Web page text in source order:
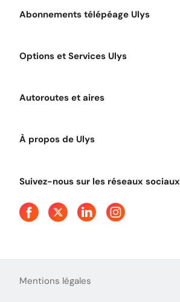
Abonnements télépéage Ulys
Options et Services Ulys
Autoroutes et aires
À propos de Ulys
Suivez-nous sur les réseaux sociaux
Mentions légales